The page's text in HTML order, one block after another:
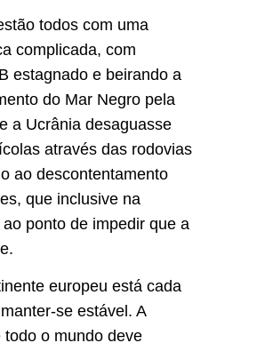
todos com uma
complicada, com
estagnado e beirando a
do Mar Negro pela
a Ucrânia desaguasse
através das rodovias
ao descontentamento
que inclusive na
ponto de impedir que a
europeu está cada
se estável. A
o mundo deve